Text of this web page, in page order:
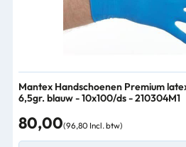
Mantex Handschoenen Premium
6,5gr. blauw - 10x100/ds - 210304M1
80,00(96,80 Incl. btw)